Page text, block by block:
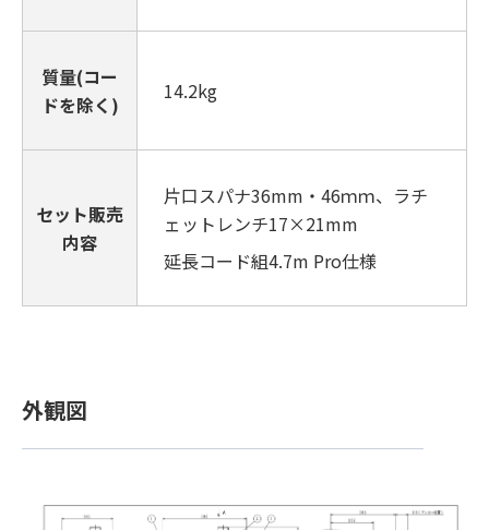
質量(コー
ドを除く)
14.2kg
セット販売
内容
片口スパナ36mm・46ｍｍ、ラチ
ェットレンチ17×21mm
延長コード組4.7m Pro仕様
外観図